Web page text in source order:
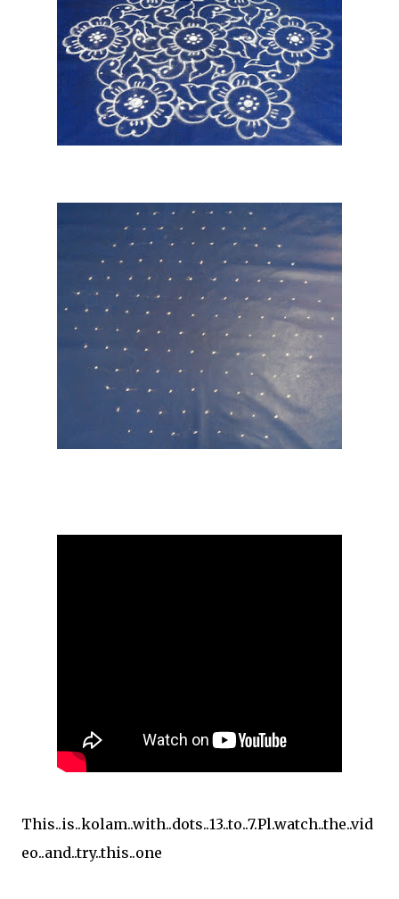
This..is..kolam..with..dots..13..to..7.Pl.watch..the..vid
eo..and..try..this..one